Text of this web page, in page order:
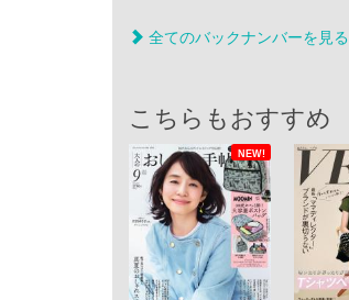
全てのバックナンバーを見る
こちらもおすすめ
NEW!